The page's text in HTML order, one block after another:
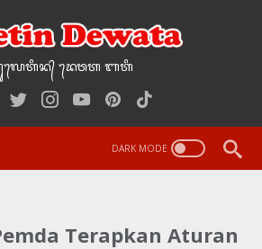
᭢ᬤᬯᬢ‌‌‌ ᬩᬢᬶ
Terapkan Aturan